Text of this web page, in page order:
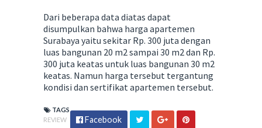
Dari beberapa data diatas dapat
disumpulkan bahwa harga apartemen
Surabaya yaitu sekitar Rp. 300 juta dengan
luas bangunan 20 m2 sampai 30 m2 dan Rp.
300 juta keatas untuk luas bangunan 30 m2
keatas. Namun harga tersebut tergantung
kondisi dan sertifikat apartemen tersebut.
TAGS
REVIEW
Facebook